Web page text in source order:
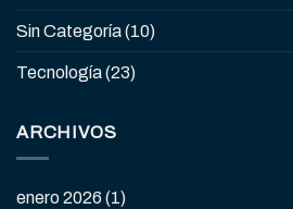
Sin Categoría(10)
Tecnología(23)
ARCHIVOS
enero 2026 (1)